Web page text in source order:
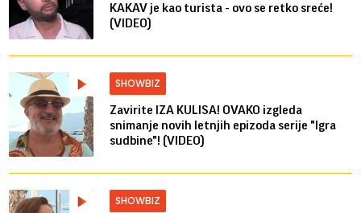
KAKAV je kao turista - ovo se retko sreće!
(VIDEO)
SHOWBIZ
Zavirite IZA KULISA! OVAKO izgleda
snimanje novih letnjih epizoda serije "Igra
sudbine"! (VIDEO)
SHOWBIZ